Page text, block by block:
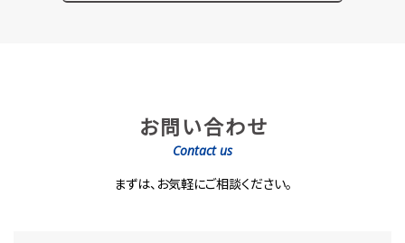
お問い合わせ
Contact us
まずは、お気軽にご相談ください。